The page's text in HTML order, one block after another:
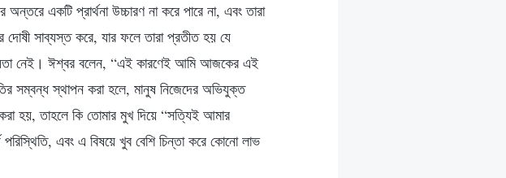
একটি প্রার্থনা উচ্চারণ না করে পারে না, এবং তারা
দোষী সাব্যস্ত করে, যার ফলে তারা প্রতীত হয় যে
নেই। ঈশ্বর বলেন, “এই কারণেই আমি আজকের এই
সম্বন্ধ স্থাপন করা হলে, মানুষ নিজেদের অভিযুক্ত
হয়, তাহলে কি তোমার মুখ দিয়ে “সত্যিই আমার
এবং এ বিষয়ে খুব বেশি চিন্তা করে কোনো লাভ